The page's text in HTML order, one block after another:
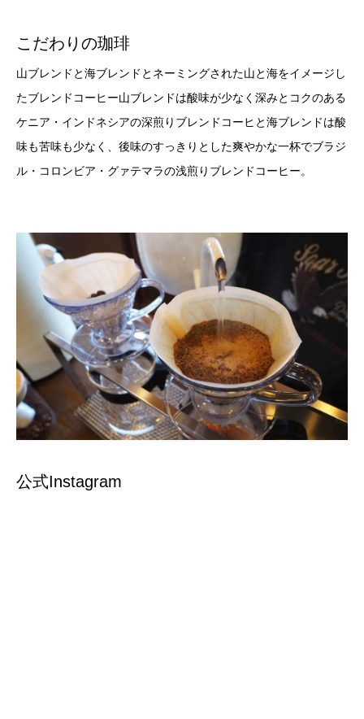
こだわりの珈琲
山ブレンドと海ブレンドとネーミングされた山と海をイメージし
たブレンドコーヒー山ブレンドは酸味が少なく深みとコクのある
ケニア・インドネシアの深煎りブレンドコーヒと海ブレンドは酸
味も苦味も少なく、後味のすっきりとした爽やかな一杯でブラジ
ル・コロンビア・グァテマラの浅煎りブレンドコーヒー。
公式Instagram